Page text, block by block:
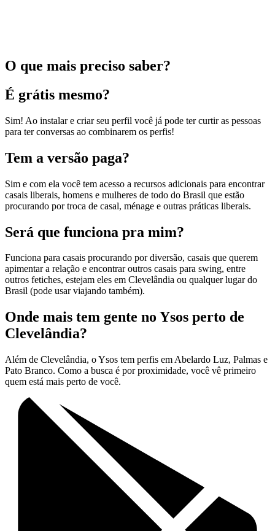
O que mais preciso saber?
É grátis mesmo?
Sim! Ao instalar e criar seu perfil você já pode ter curtir as pessoas
para ter conversas ao combinarem os perfis!
Tem a versão paga?
Sim e com ela você tem acesso a recursos adicionais para encontrar
casais liberais, homens e mulheres de todo do Brasil que estão
procurando por troca de casal, ménage e outras práticas liberais.
Será que funciona pra mim?
Funciona para casais procurando por diversão, casais que querem
apimentar a relação e encontrar outros casais para swing, entre
outros fetiches, estejam eles em Clevelândia ou qualquer lugar do
Brasil (pode usar viajando também).
Onde mais tem gente no Ysos perto de
Clevelândia?
Além de Clevelândia, o Ysos tem perfis em Abelardo Luz, Palmas e
Pato Branco. Como a busca é por proximidade, você vê primeiro
quem está mais perto de você.